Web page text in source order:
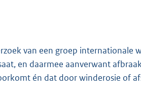
van een groep internationale
en daarmee aanverwant
én dat door winderosie of